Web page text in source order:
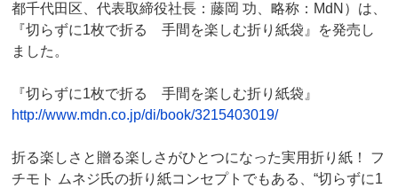
都千代田区、代表取締役社長：藤岡 功、略称：MdN）は、
『切らずに1枚で折る 手間を楽しむ折り紙袋』を発売し
ました。
『切らずに1枚で折る 手間を楽しむ折り紙袋』
http://www.mdn.co.jp/di/book/3215403019/
折る楽しさと贈る楽しさがひとつになった実用折り紙！ フ
チモト ムネジ氏の折り紙コンセプトでもある、“切らずに1